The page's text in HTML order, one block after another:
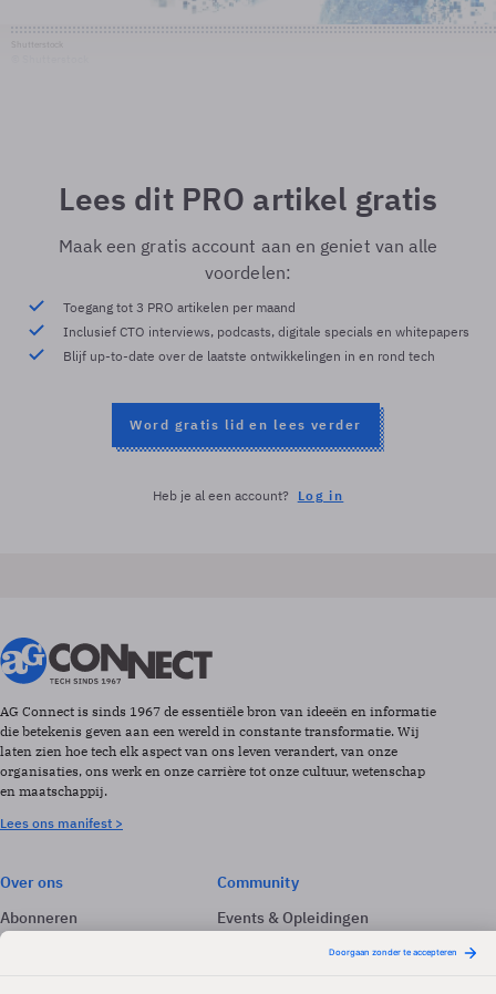
Lees dit PRO artikel gratis
Maak een gratis account aan en geniet van alle
voordelen:
Toegang tot 3 PRO artikelen per maand
Inclusief CTO interviews, podcasts, digitale specials en whitepapers
Blijf up-to-date over de laatste ontwikkelingen in en rond tech
Word gratis lid en lees verder
Heb je al een account? Log in
AG Connect is sinds 1967 de essentiële bron van ideeën en informatie
die betekenis geven aan een wereld in constante transformatie. Wij
laten zien hoe tech elk aspect van ons leven verandert, van onze
organisaties, ons werk en onze carrière tot onze cultuur, wetenschap
en maatschappij.
Lees ons manifest >
Over ons
Abonneren
Adverteren
Community
Events & Opleidingen